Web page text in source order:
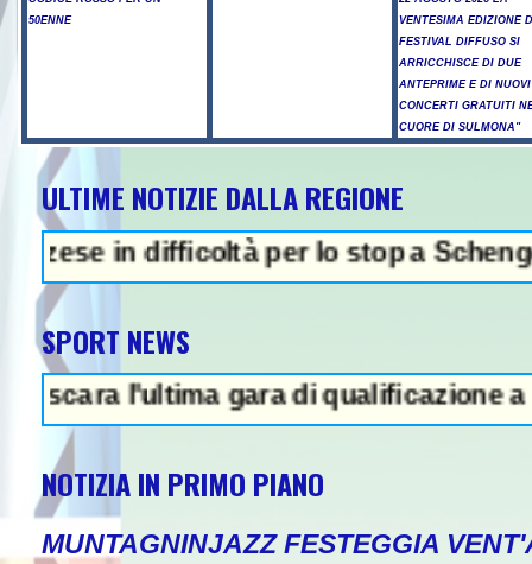
50ENNE
VENTESIMA EDIZIONE
FESTIVAL DIFFUSO SI
ARRICCHISCE DI DUE
ANTEPRIME E DI NUOVI
CONCERTI GRATUITI
CUORE DI SULMONA"
ULTIME NOTIZIE DALLA REGIONE
per lo stop a Schengen-
SPORT NEWS
l'ultima gara di qualificazione a Euro
NOTIZIA IN PRIMO PIANO
MUNTAGNINJAZZ FESTEGGIA